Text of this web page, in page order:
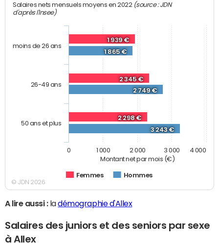
Montant net par mois (€)
Salaires nets mensuels moyens en 2022 (source : JDN
d'après l'Insee)
1 939 €
2 345 €
2 298 €
1 865 €
2 749 €
3 243 €
Femmes Hommes
moins de 26 ans
26-49 ans
50 ans et plus
0 1 000 2 000 3 000 4 000
© JDN 2026
A lire aussi :ladémographie d'Allex
Salaires des juniors et des seniors par sexe
à Allex